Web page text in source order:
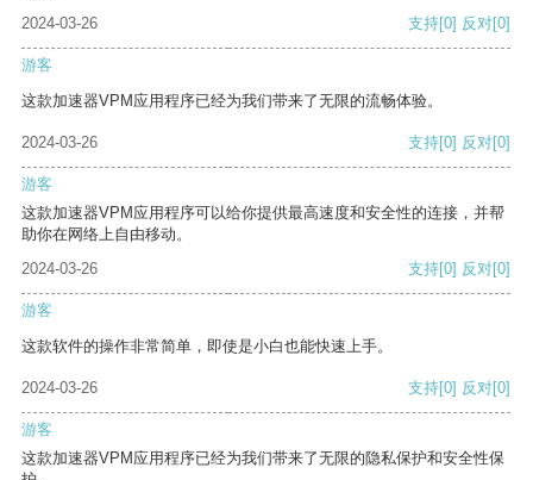
2024-03-26
支持[0] 反对[0]
游客
这款加速器VPM应用程序已经为我们带来了无限的流畅体验。
2024-03-26 支持[0] 反对[0]
游客
这款加速器VPM应用程序可以给你提供最高速度和安全性的连接，并帮
助你在网络上自由移动。
2024-03-26
支持[0] 反对[0]
游客
这款软件的操作非常简单，即使是小白也能快速上手。
2024-03-26 支持[0] 反对[0]
游客
这款加速器VPM应用程序已经为我们带来了无限的隐私保护和安全性保